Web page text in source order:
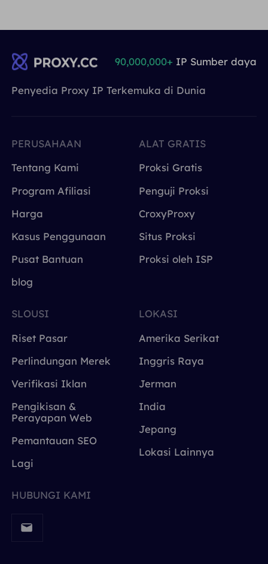
Penyedia Proxy IP Terkemuka di Dunia
90,000,000+ IP Sumber daya
PERUSAHAAN
Tentang Kami
Program Afiliasi
Harga
Kasus Penggunaan
Pusat Bantuan
blog
ALAT GRATIS
Proksi Gratis
Penguji Proksi
CroxyProxy
Situs Proksi
Proksi oleh ISP
SLOUSI
Riset Pasar
Perlindungan Merek
Verifikasi Iklan
Pengikisan &
Perayapan Web
Pemantauan SEO
Lagi
LOKASI
Amerika Serikat
Inggris Raya
Jerman
India
Jepang
Lokasi Lainnya
HUBUNGI KAMI